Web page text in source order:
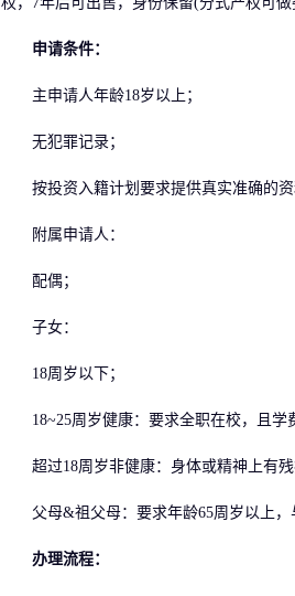
申请条件：
主申请人年龄18岁以上；
无犯罪记录；
按投资入籍计划要求提供真实准确的资
附属申请人：
配偶；
子女：
18周岁以下；
18~25周岁健康：要求全职在校，且学
超过18周岁非健康：身体或精神上有残
父母&祖父母：要求年龄65周岁以上，
办理流程：